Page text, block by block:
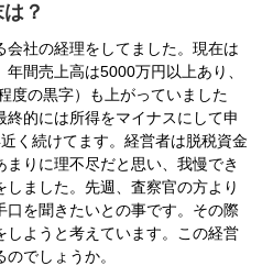
？
社の経理をしてました。現在は
間売上高は5000万円以上あり、
度の黒字）も上がっていました
的には所得をマイナスにして申
く続けてます。経営者は脱税資金
りに理不尽だと思い、我慢でき
ました。先週、査察官の方より
口を聞きたいとの事です。その際
しようと考えています。この経営
でしょうか。